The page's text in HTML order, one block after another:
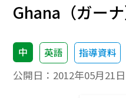
Ghana（ガーナ
中 英語 指導資料
公開日： 2012年05月21日